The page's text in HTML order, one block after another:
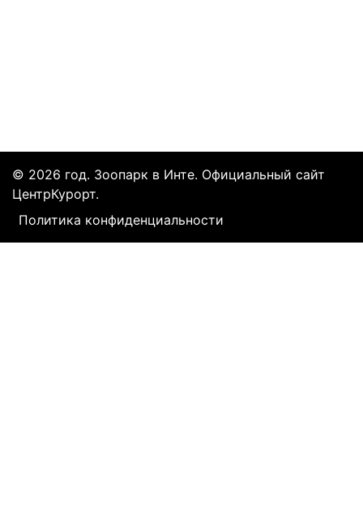
© 2026 год. Зоопарк в Инте. Официальный сайт
ЦентрКурорт.
Политика конфиденциальности